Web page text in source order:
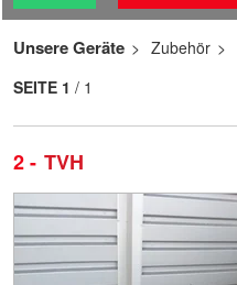
Unsere Geräte Zubehör
2 TVH
SEITE 1 / 1